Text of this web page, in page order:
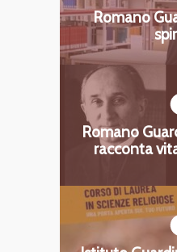
Romano
Romano
racconta